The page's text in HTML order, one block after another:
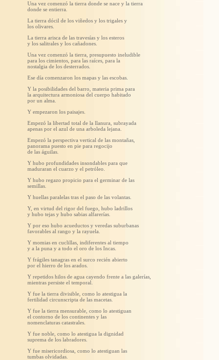
Una vez comenzó la tierra donde se nace y la tierra
donde se entierra.
La tierra dócil de los viñedos y los trigales y
los olivares.
La tierra arisca de las travesías y los esteros
y los salitrales y los cañadones.
Una vez comenzó la tierra, presupuesto ineludible
para los cimientos, para las raíces, para la
nostalgia de los desterrados.
Ese día comenzaron los mapas y las escobas.
Y la posibilidades del barro, materia prima para
la arquitectura armoniosa del cuerpo habitado
por un alma.
Y empezaron los paisajes.
Empezó la libertad total de la llanura, subrayada
apenas por el azul de una arboleda lejana.
Empezó la perspectiva vertical de las montañas,
panorama puesto en pie para regocijo
de las águilas.
Y hubo profundidades insondables para que
maduraran el cuarzo y el petróleo.
Y hubo regazo propicio para el germinar de las
semillas.
Y huellas paralelas tras el paso de las volantas.
Y, en virtud del rigor del fuego, hubo ladrillos
y hubo tejas y hubo sabias alfarerías.
Y por eso hubo acueductos y veredas suburbanas
favorables al rango y la rayuela.
Y momias en cuclillas, indiferentes al tiempo
y a la puna y a todo el oro de los Incas.
Y frágiles tanagras en el surco recién abierto
por el hierro de los arados.
Y repetidos hilos de agua cayendo frente a las galerías,
mientras persiste el temporal.
Y fue la tierra divisible, como lo atestigua la
fertilidad circunscripta de las macetas.
Y fue la tierra mensurable, como lo atestiguan
el contorno de los continentes y las
nomenclaturas catastrales.
Y fue noble, como lo atestigua la dignidad
suprema de los labradores.
Y fue misericordiosa, como lo atestiguan las
tumbas olvidadas.